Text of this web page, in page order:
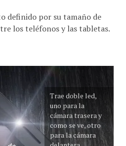
definido por su tamaño de
los teléfonos y las tabletas.
uno para la
cámara trasera y
como se ve, otro
para la cámara
delantera.